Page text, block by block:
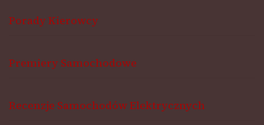
Porady Kierowcy
Premiery Samochodowe
Recenzje Samochodów Elektrycznych